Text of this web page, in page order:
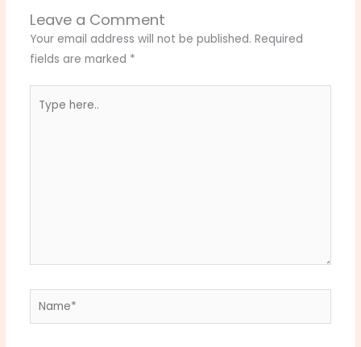
Leave a Comment
Your email address will not be published. Required
fields are marked *
here..
Name*